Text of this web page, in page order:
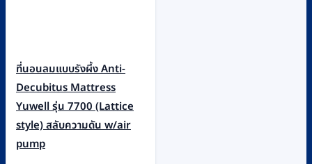
ที่นอนลมแบบรังผึ้ง Anti-
Decubitus Mattress
Yuwell รุ่น 7700 (Lattice
style) สลับความดัน w/air
pump